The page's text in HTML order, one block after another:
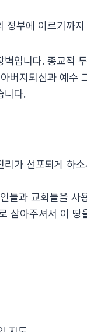
정부에 이르기까
입니다. 종교적
버지되심과 예수
니다.
가 선포되게 하
들과 교회들을 사
삼아주셔서 이 땅